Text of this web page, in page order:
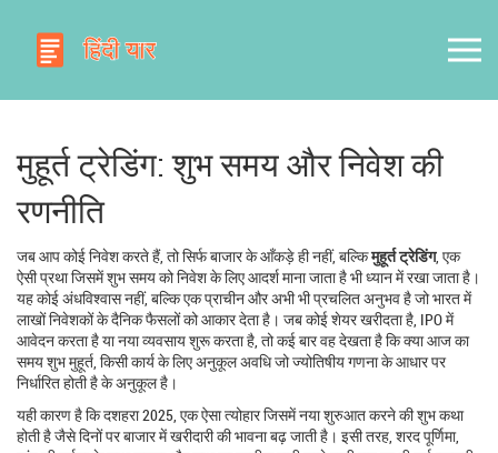
मुहूर्त ट्रेडिंग: शुभ समय और निवेश की
रणनीति
जब आप कोई निवेश करते हैं, तो सिर्फ बाजार के आँकड़े ही नहीं, बल्किमुहूर्त ट्रेडिंग, एक
ऐसी प्रथा जिसमें शुभ समय को निवेश के लिए आदर्श माना जाता हैभी ध्यान में रखा जाता है।
यह कोई अंधविश्वास नहीं, बल्कि एक प्राचीन और अभी भी प्रचलित अनुभव है जो भारत में
लाखों निवेशकों के दैनिक फैसलों को आकार देता है। जब कोई शेयर खरीदता है, IPO में
आवेदन करता है या नया व्यवसाय शुरू करता है, तो कई बार वह देखता है कि क्या आज का
समयशुभ मुहूर्त किसी कार्य के लिए अनुकूल अवधि जो ज्योतिषीय गणना के आधार पर
निर्धारित होती हैके अनुकूल है।
यही कारण है किदशहरा 2025 एक ऐसा त्योहार जिसमें नया शुरुआत करने की शुभ कथा
होती हैजैसे दिनों पर बाजार में खरीदारी की भावना बढ़ जाती है। इसी तरह, शरद पूर्णिमा,